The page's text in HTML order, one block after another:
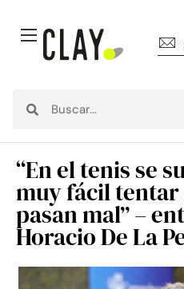
“En el tenis se
muy fácil tentar
pasan mal” –
Horacio De La